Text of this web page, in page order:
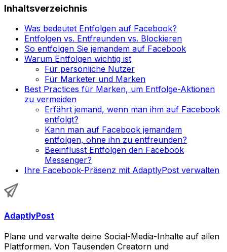
Inhaltsverzeichnis
Was bedeutet Entfolgen auf Facebook?
Entfolgen vs. Entfreunden vs. Blockieren
So entfolgen Sie jemandem auf Facebook
Warum Entfolgen wichtig ist
Für persönliche Nutzer
Für Marketer und Marken
Best Practices für Marken, um Entfolge-Aktionen
zu vermeiden
Erfährt jemand, wenn man ihm auf Facebook
entfolgt?
Kann man auf Facebook jemandem
entfolgen, ohne ihn zu entfreunden?
Beeinflusst Entfolgen den Facebook
Messenger?
Ihre Facebook-Präsenz mit AdaptlyPost verwalten
AdaptlyPost
Plane und verwalte deine Social-Media-Inhalte auf allen
Plattformen. Von Tausenden Creatorn und